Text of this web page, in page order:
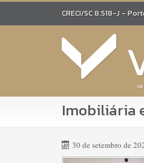
CRECI/SC 8.518-J -
Imobiliária
30 de setembro de